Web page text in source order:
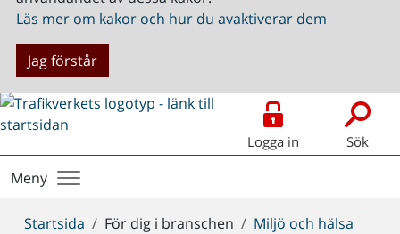
Läs mer om kakor och hur du avaktiverar dem
Jag förstår
Logga in Sök
Meny
Du
Startsida För dig i branschen
Miljö och hälsa